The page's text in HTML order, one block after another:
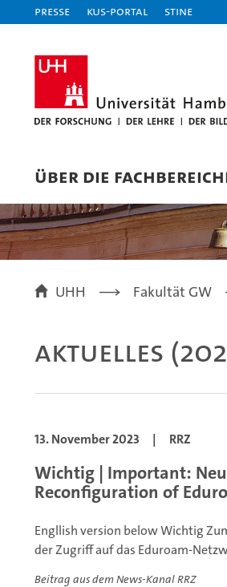
Presse KUS-Portal STiNE
ÜBER DIE
UHH Fakultät GW
Aktuelles
13. November 2023 | RRZ
Wichtig | Important:
Reconfiguration of
Engllish version belowWichtig
der Zugriff auf das Eduroam-
Beitrag aus dem News-Kanal RRZ